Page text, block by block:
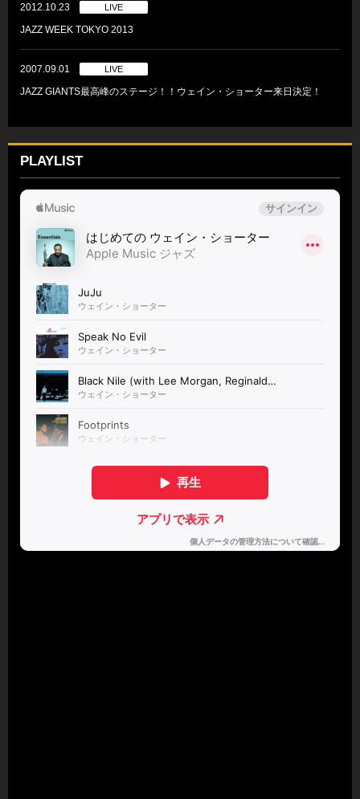
2012.10.23 LIVE
JAZZ WEEK TOKYO 2013
2007.09.01 LIVE
JAZZ GIANTS最高峰のステージ！！ウェイン・ショーター来日決定！
PLAYLIST